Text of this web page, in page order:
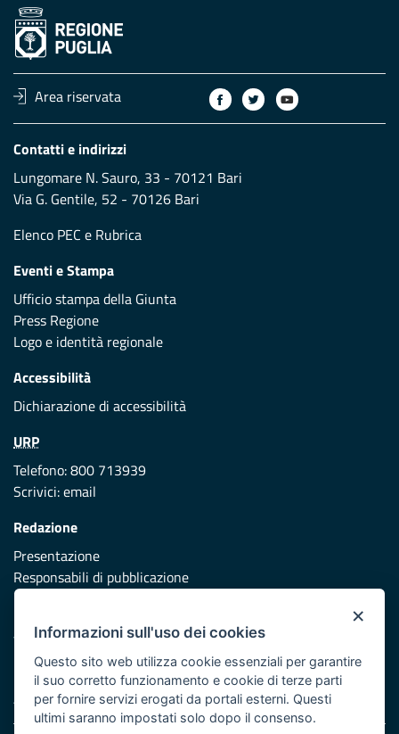
Area riservata
Contatti e indirizzi
Lungomare N. Sauro, 33 - 70121 Bari
Via G. Gentile, 52 - 70126 Bari
Elenco PEC e Rubrica
Eventi e Stampa
Ufficio stampa della Giunta
Press Regione
Logo e identità regionale
Accessibilità
Dichiarazione di accessibilità
URP
Telefono: 800 713939
Scrivici:email
Redazione
Presentazione
Responsabili di pubblicazione
Vai al sito di Protezione Civile Puglia
Iniziativa finanziata con risorse del POR Puglia 2014/2020 -
Asse XI
×
Informazioni sull'uso dei cookies
Questo sito web utilizza cookie essenziali per garantire
il suo corretto funzionamento e cookie di terze parti
per fornire servizi erogati da portali esterni. Questi
ultimi saranno impostati solo dopo il consenso.